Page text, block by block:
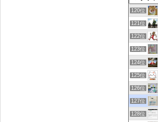
120位
121位
122位
123位
124位
125位
126位
127位
128位